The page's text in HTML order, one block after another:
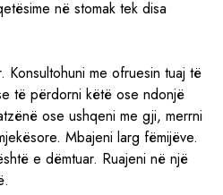
në stomak tek disa
Konsultohuni me ofruesin tuaj të
të përdorni këtë ose ndonjë
ose ushqeni me gji, merrni
Mbajeni larg fëmijëve.
e dëmtuar. Ruajeni në një